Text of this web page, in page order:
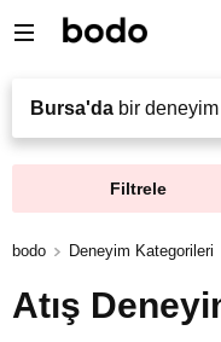
Bursa'da bir
Filtrele
bodo Deneyim Kategorileri
Atış